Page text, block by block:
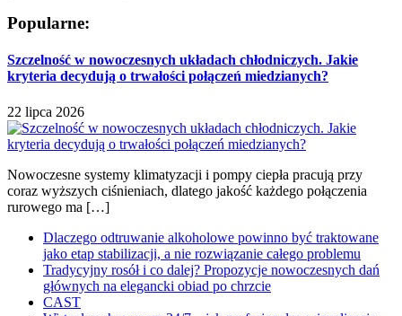
Popularne:
Szczelność w nowoczesnych układach chłodniczych. Jakie
kryteria decydują o trwałości połączeń miedzianych?
22 lipca 2026
Nowoczesne systemy klimatyzacji i pompy ciepła pracują przy
coraz wyższych ciśnieniach, dlatego jakość każdego połączenia
rurowego ma […]
Dlaczego odtruwanie alkoholowe powinno być traktowane
jako etap stabilizacji, a nie rozwiązanie całego problemu
Tradycyjny rosół i co dalej? Propozycje nowoczesnych dań
głównych na elegancki obiad po chrzcie
CAST